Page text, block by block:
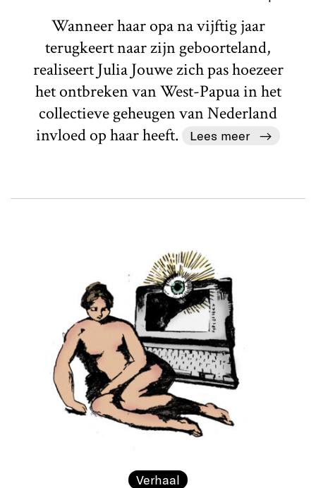
Wanneer haar opa na vijftig jaar
terugkeert naar zijn geboorteland,
realiseert Julia Jouwe zich pas hoezeer
het ontbreken van West-Papua in het
collectieve geheugen van Nederland
invloed op haar heeft.
Lees meer
Verhaal